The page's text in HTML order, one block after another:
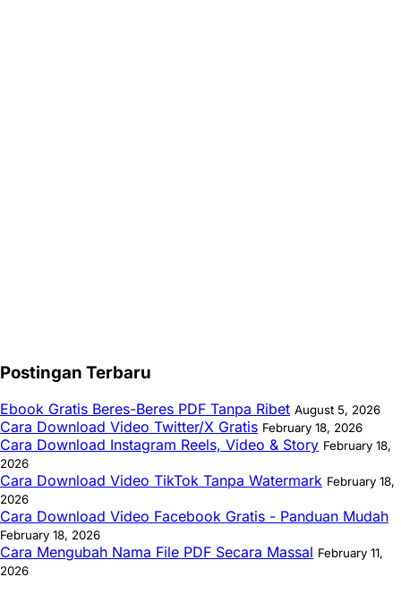
Postingan Terbaru
Ebook Gratis Beres-Beres PDF Tanpa Ribet August 5, 2026
Cara Download Video Twitter/X Gratis February 18, 2026
Cara Download Instagram Reels, Video & Story February 18,
2026
Cara Download Video TikTok Tanpa Watermark February 18,
2026
Cara Download Video Facebook Gratis - Panduan Mudah
February 18, 2026
Cara Mengubah Nama File PDF Secara Massal February 11,
2026